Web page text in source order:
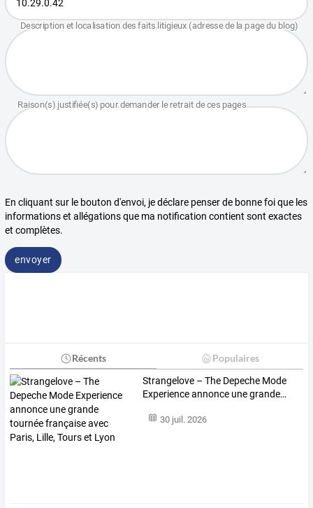
En cliquant sur le bouton d'envoi, je déclare penser de bonne foi que les
informations et allégations que ma notification contient sont exactes
et complètes.
envoyer
Récents Populaires
Strangelove – The Depeche Mode
Experienceannonce unegrande…
30 juil. 2026